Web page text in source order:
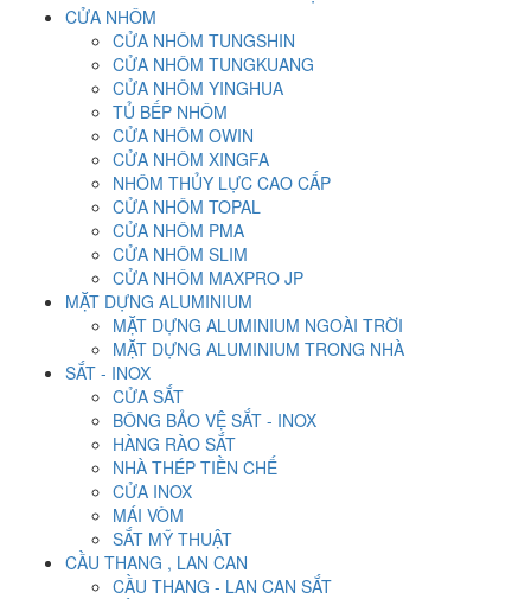
CỬA NHÔM
CỬA NHÔM TUNGSHIN
CỬA NHÔM TUNGKUANG
CỬA NHÔM YINGHUA
TỦ BẾP NHÔM
CỬA NHÔM OWIN
CỬA NHÔM XINGFA
NHÔM THỦY LỰC CAO CẤP
CỬA NHÔM TOPAL
CỬA NHÔM PMA
CỬA NHÔM SLIM
CỬA NHÔM MAXPRO JP
MẶT DỰNG ALUMINIUM
MẶT DỰNG ALUMINIUM NGOÀI TRỜI
MẶT DỰNG ALUMINIUM TRONG NHÀ
SẮT - INOX
CỬA SẮT
BÔNG BẢO VỆ SẮT - INOX
HÀNG RÀO SẮT
NHÀ THÉP TIỀN CHẾ
CỬA INOX
MÁI VÒM
SẮT MỸ THUẬT
CẦU THANG , LAN CAN
CẦU THANG - LAN CAN SẮT